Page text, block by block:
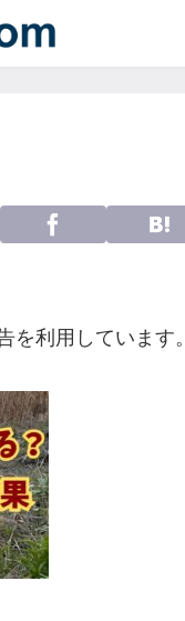
利用しています。